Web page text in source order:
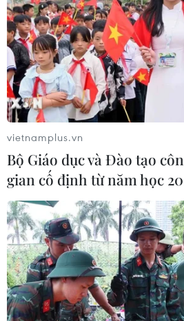
vietnamplus.vn
Bộ Giáo dục và Đào tạo
gian cố định từ năm học